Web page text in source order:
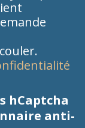
hCaptcha
anti-